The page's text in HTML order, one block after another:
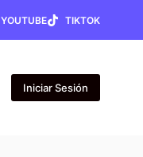
YOUTUBE TIKTOK
Iniciar Sesión